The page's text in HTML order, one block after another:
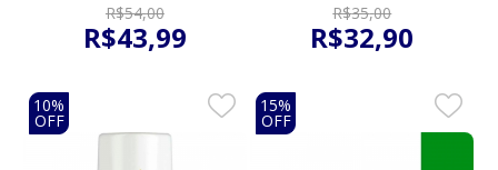
R$54,00
R$43,99
R$35,00
R$32,90
10%
OFF
15%
OFF